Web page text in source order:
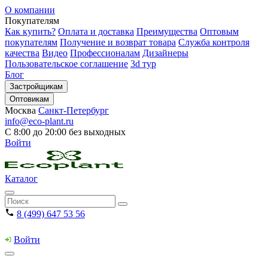
О компании
Покупателям
Как купить? Оплата и доставка Преимущества Оптовым
покупателям Получение и возврат товара Служба контроля
качества Видео Профессионалам Дизайнеры
Пользовательское соглашение 3d тур
Блог
Застройщикам
Оптовикам
Москва Санкт-Петербург
info@eco-plant.ru
С 8:00 до 20:00 без выходных
Войти
Каталог
8 (499) 647 53 56
Войти